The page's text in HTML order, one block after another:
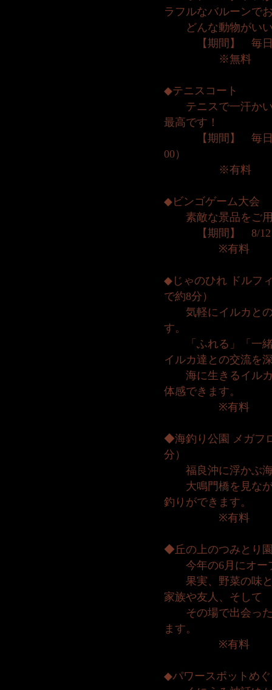
ラフルなバルーンで
どんな動物がいい
【期間】 毎日
※無料
◆テニスコート
テニスで一汗かい
最高です！
【期間】 毎日 ※
00）
※有料
◆ビンゴゲーム大会
素敵な景品をご用
【期間】 8/12、
※有料
◆じゃのひれ ドルフ
で約8分）
気軽にイルカとの
す。
「ふれる」「一緒
イルカ達との交流を
海に生きるイルカ
体感できます。
※有料
◆海釣り公園 メガフ
分）
福良沖に浮かぶ海
大鳴門橋を見なが
釣りができます。
※有料
◆丘の上のつみとり
今年の6月にオー
果実、野菜の味と
家族や友人、そして
その場で出会った
ます。
※有料
◆パワースポットめ